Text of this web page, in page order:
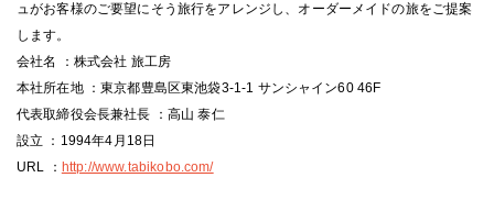
ュがお客様のご要望にそう旅行をアレンジし、オーダーメイドの旅をご提案
します。
会社名 ：株式会社 旅工房
本社所在地 ：東京都豊島区東池袋3-1-1 サンシャイン60 46F
代表取締役会長兼社長 ：高山 泰仁
設立 ：1994年4月18日
URL ： http://www.tabikobo.com/